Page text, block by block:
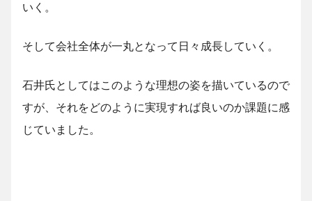
いく。
そして会社全体が一丸となって日々成長していく。
石井氏としてはこのような理想の姿を描いているので
すが、それをどのように実現すれば良いのか課題に感
じていました。